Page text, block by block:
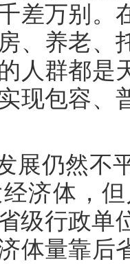
差万别。
、养老、
人群都是
现包容、
展仍然不
济体，
级行政单
体量靠后